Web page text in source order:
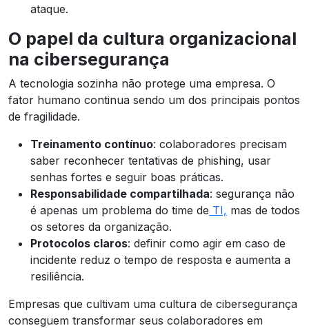
ataque.
O papel da cultura organizacional
na cibersegurança
A tecnologia sozinha não protege uma empresa. O
fator humano continua sendo um dos principais pontos
de fragilidade.
Treinamento contínuo: colaboradores precisam
saber reconhecer tentativas de phishing, usar
senhas fortes e seguir boas práticas.
Responsabilidade compartilhada: segurança não
é apenas um problema do time de TI, mas de todos
os setores da organização.
Protocolos claros: definir como agir em caso de
incidente reduz o tempo de resposta e aumenta a
resiliência.
Empresas que cultivam uma cultura de cibersegurança
conseguem transformar seus colaboradores em